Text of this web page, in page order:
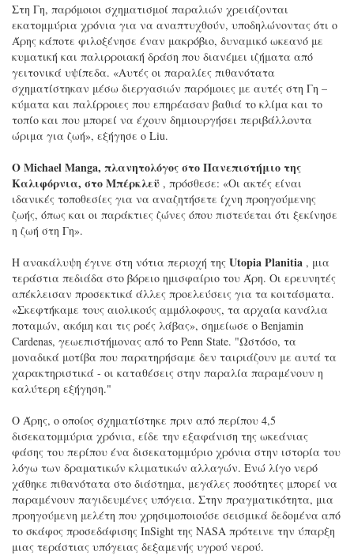
Στη Γη, παρόμοιοι σχηματισμοί παραλιών χρειάζονται
εκατομμύρια χρόνια για να αναπτυχθούν, υποδηλώνοντας ότι ο
Άρης κάποτε φιλοξένησε έναν μακρόβιο, δυναμικό ωκεανό με
κυματική και παλιρροιακή δράση που διανέμει ιζήματα από
γειτονικά υψίπεδα. «Αυτές οι παραλίες πιθανότατα
σχηματίστηκαν μέσω διεργασιών παρόμοιες με αυτές στη Γη –
κύματα και παλίρροιες που επηρέασαν βαθιά το κλίμα και το
τοπίο και που μπορεί να έχουν δημιουργήσει περιβάλλοντα
ώριμα για ζωή», εξήγησε ο Liu.
Ο Michael Manga, πλανητολόγος στο Πανεπιστήμιο της
Καλιφόρνια, στο Μπέρκλεϋ , πρόσθεσε: «Οι ακτές είναι
ιδανικές τοποθεσίες για να αναζητήσετε ίχνη προηγούμενης
ζωής, όπως και οι παράκτιες ζώνες όπου πιστεύεται ότι ξεκίνησε
η ζωή στη Γη».
Η ανακάλυψη έγινε στη νότια περιοχή της Utopia Planitia , μια
τεράστια πεδιάδα στο βόρειο ημισφαίριο του Άρη. Οι ερευνητές
απέκλεισαν προσεκτικά άλλες προελεύσεις για τα κοιτάσματα.
«Σκεφτήκαμε τους αιολικούς αμμόλοφους, τα αρχαία κανάλια
ποταμών, ακόμη και τις ροές λάβας», σημείωσε ο Benjamin
Cardenas, γεωεπιστήμονας από το Penn State. "Ωστόσο, τα
μοναδικά μοτίβα που παρατηρήσαμε δεν ταιριάζουν με αυτά τα
χαρακτηριστικά - οι καταθέσεις στην παραλία παραμένουν η
καλύτερη εξήγηση."
Ο Άρης, ο οποίος σχηματίστηκε πριν από περίπου 4,5
δισεκατομμύρια χρόνια, είδε την εξαφάνιση της ωκεάνιας
φάσης του περίπου ένα δισεκατομμύριο χρόνια στην ιστορία του
λόγω των δραματικών κλιματικών αλλαγών. Ενώ λίγο νερό
χάθηκε πιθανότατα στο διάστημα, μεγάλες ποσότητες μπορεί να
παραμένουν παγιδευμένες υπόγεια. Στην πραγματικότητα, μια
προηγούμενη μελέτη που χρησιμοποιούσε σεισμικά δεδομένα από
το σκάφος προσεδάφισης InSight της NASA πρότεινε την ύπαρξη
μιας τεράστιας υπόγειας δεξαμενής υγρού νερού.